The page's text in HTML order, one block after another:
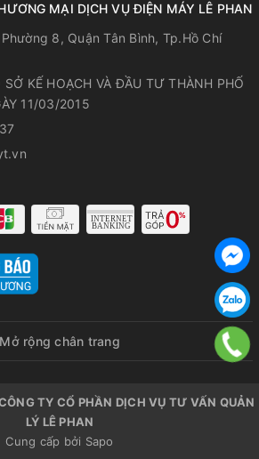
độ
xay
thịt đơn giản
thô
bén
117cm
MẠI DỊCH VỤ ĐIỆN MÁY LÊ PHAN
8, Quận Tân Bình, Tp.Hồ Chí
KẾ HOẠCH VÀ ĐẦU TƯ THÀNH PHỐ
11/03/2015
Mở rộng chân trang
TY CỔ PHẦN DỊCH VỤ TƯ VẤN QUẢN
LÝ LÊ PHAN
Cung cấp bởi Sapo